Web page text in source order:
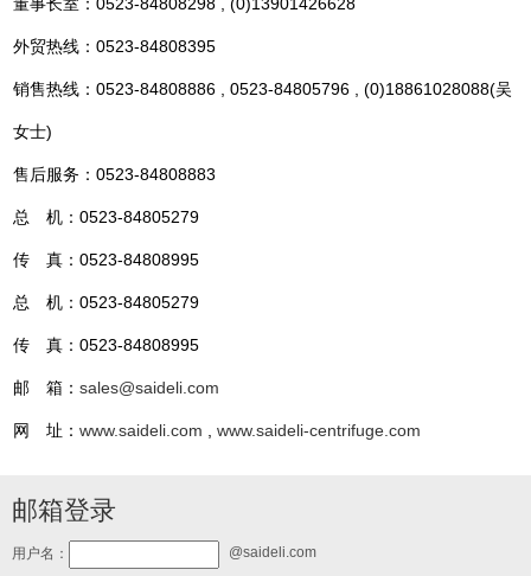
外贸热线：0523-84808395
销售热线：0523-84808886 , 0523-84805796 , (0)18861028088(吴
女士)
售后服务：0523-84808883
总 机：0523-84805279
传 真：0523-84808995
总 机：0523-84805279
传 真：0523-84808995
邮 箱：sales@saideli.com
网 址：www.saideli.com ,www.saideli-centrifuge.com
邮箱登录
用户名： @saideli.com